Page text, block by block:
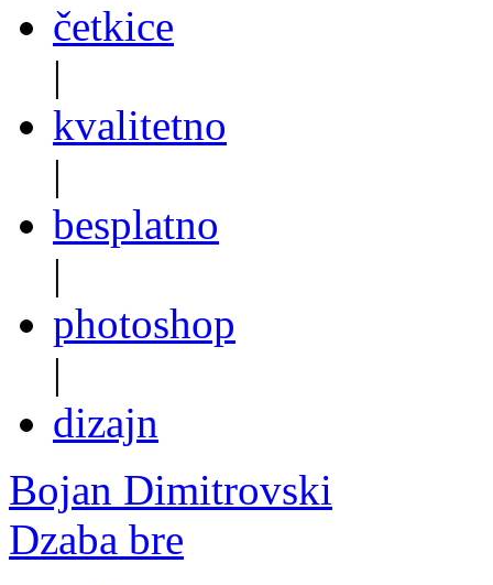
četkice
|
kvalitetno
|
besplatno
|
photoshop
|
dizajn
Bojan Dimitrovski
Dzaba bre